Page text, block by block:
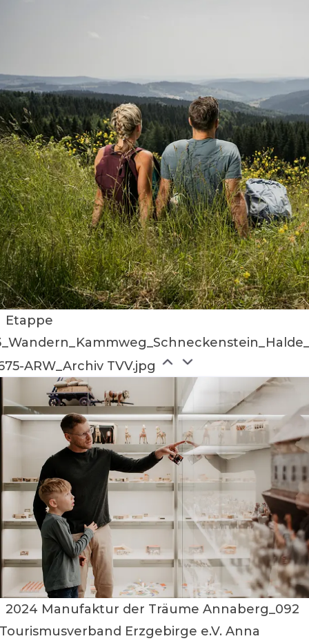
Etappe
ARW_Archiv TVV.jpg
2024 Manufaktur der Träume Annaberg_092
Erzgebirge e.V. Anna